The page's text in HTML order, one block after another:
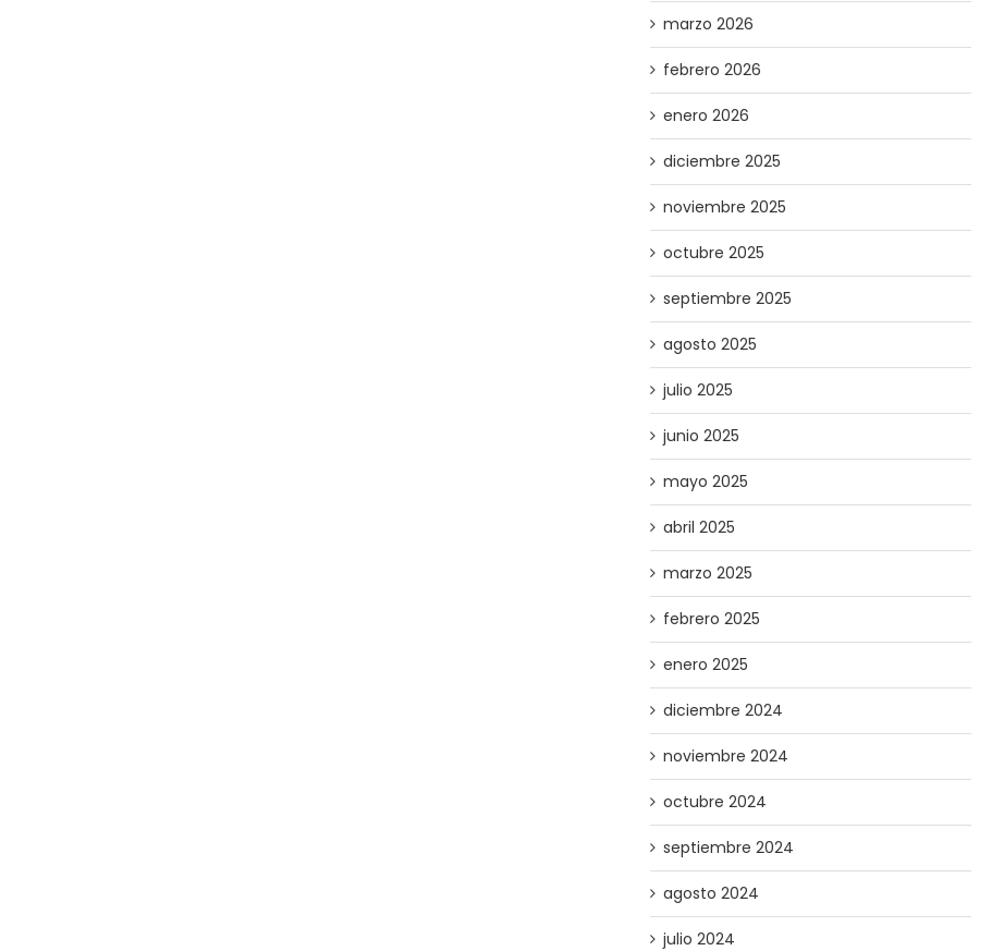
marzo 2026
febrero 2026
enero 2026
diciembre 2025
noviembre 2025
octubre 2025
septiembre 2025
agosto 2025
julio 2025
junio 2025
mayo 2025
abril 2025
marzo 2025
febrero 2025
enero 2025
diciembre 2024
noviembre 2024
octubre 2024
septiembre 2024
agosto 2024
julio 2024